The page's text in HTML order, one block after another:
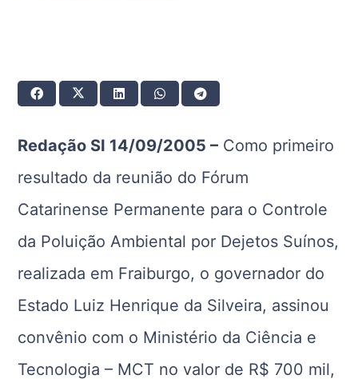
Redação SI 14/09/2005 – Como primeiro
resultado da reunião do Fórum
Catarinense Permanente para o Controle
da Poluição Ambiental por Dejetos Suínos,
realizada em Fraiburgo, o governador do
Estado Luiz Henrique da Silveira, assinou
convênio com o Ministério da Ciência e
Tecnologia – MCT no valor de R$ 700 mil,